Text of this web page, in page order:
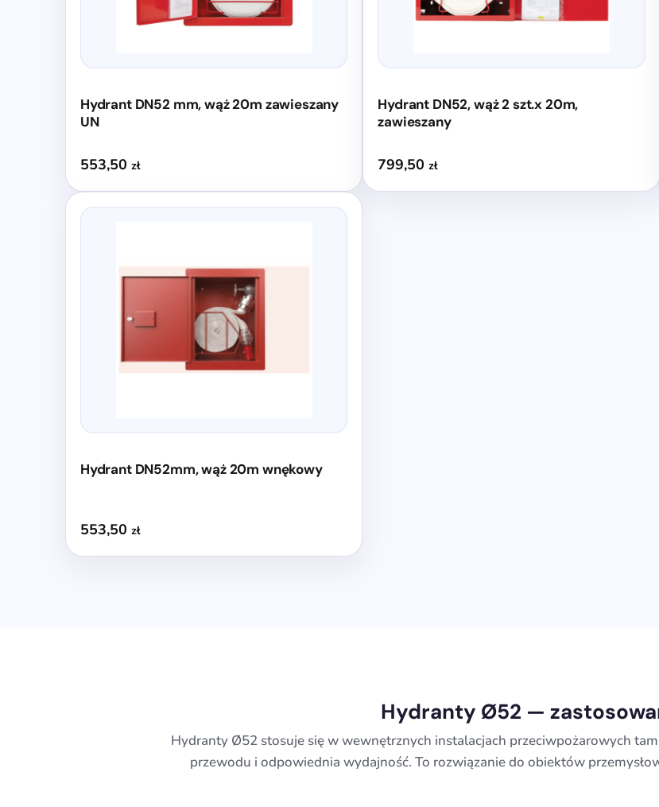
Hydrant DN52 mm, wąż 20m zawieszany
UN
553,50 zł
Hydrant DN52, wąż 2 szt.x 20m,
zawieszany
799,50zł
Hydrant DN52mm, wąż 20m wnękowy
553,50 zł
Hydranty Ø52 —
Hydranty Ø52 stosuje się w wewnętrznych instalacjach przeciwpożarowych
przewodu i odpowiednia wydajność. To rozwiązanie do obiektów